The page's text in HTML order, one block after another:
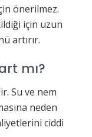
önerilmez.
için uzun
artırır.
mı?
Su ve nem
neden
ciddi